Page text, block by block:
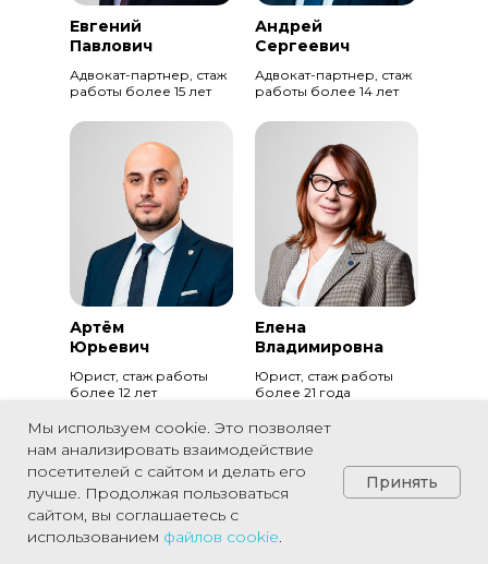
Евгений
Павлович
Адвокат-партнер, стаж
работы более 15 лет
Андрей
Сергеевич
Адвокат-партнер, стаж
работы более 14 лет
Артём
Юрьевич
Юрист, стаж работы
более 12 лет
Елена
Владимировна
Юрист, стаж работы
более 21 года
Мы используем cookie. Это позволяет
нам анализировать взаимодействие
посетителей с сайтом и делать его
лучше. Продолжая пользоваться
сайтом, вы соглашаетесь с
использованием файлов cookie.
Принять